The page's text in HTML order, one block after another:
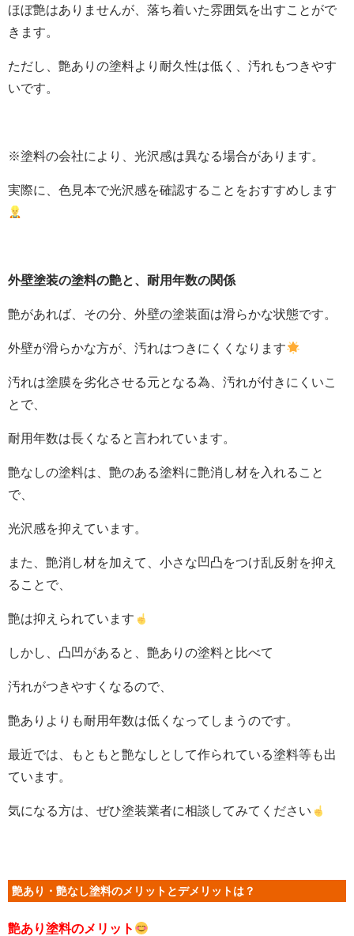
ほぼ艶はありませんが、落ち着いた雰囲気を出すことがで
きます。
ただし、艶ありの塗料より耐久性は低く、汚れもつきやす
いです。
※塗料の会社により、光沢感は異なる場合があります。
実際に、色見本で光沢感を確認することをおすすめします
外壁塗装の塗料の艶と、耐用年数の関係
艶があれば、その分、外壁の塗装面は滑らかな状態です。
外壁が滑らかな方が、汚れはつきにくくなります
汚れは塗膜を劣化させる元となる為、汚れが付きにくいこ
とで、
耐用年数は長くなると言われています。
艶なしの塗料は、艶のある塗料に艶消し材を入れること
で、
光沢感を抑えています。
また、艶消し材を加えて、小さな凹凸をつけ乱反射を抑え
ることで、
艶は抑えられています
しかし、凸凹があると、艶ありの塗料と比べて
汚れがつきやすくなるので、
艶ありよりも耐用年数は低くなってしまうのです。
最近では、もともと艶なしとして作られている塗料等も出
ています。
気になる方は、ぜひ塗装業者に相談してみてください
艶あり・艶なし塗料のメリットとデメリットは？
艶あり塗料のメリット